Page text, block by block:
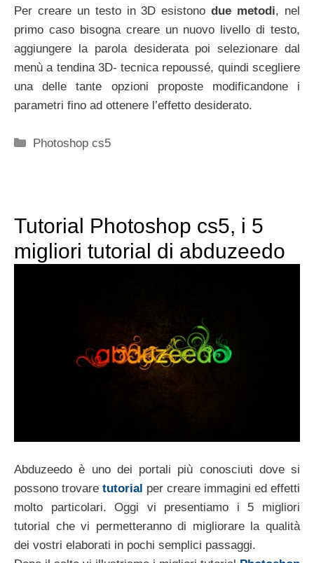
Per creare un testo in 3D esistonodue metodi, nel
primo caso bisogna creare un nuovo livello di testo,
aggiungere la parola desiderata poi selezionare dal
menù a tendina 3D- tecnica repoussé, quindi scegliere
una delle tante opzioni proposte modificandone i
parametri fino ad ottenere l’effetto desiderato.
Categorie
Photoshop cs5
Tutorial Photoshop cs5, i 5
migliori tutorial di abduzeedo
Abduzeedo è uno dei portali più conosciuti dove si
possono trovare tutorial per creare immagini ed effetti
molto particolari. Oggi vi presentiamo i 5 migliori
tutorial che vi permetteranno di migliorare la qualità
dei vostri elaborati in pochi semplici passaggi.